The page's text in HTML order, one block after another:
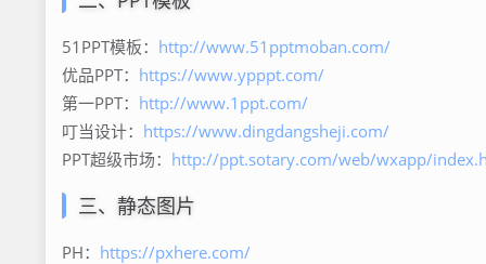
51PPT模板： http://www.51pptmoban.com/
优品PPT： https://www.ypppt.com/
第一PPT： http://www.1ppt.com/
叮当设计： https://www.dingdangsheji.com/
PPT超级市场： http://ppt.sotary.com/web/wxapp/
三、静态图片
PH： https://pxhere.com/